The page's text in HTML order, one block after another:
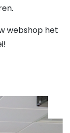
webshop het